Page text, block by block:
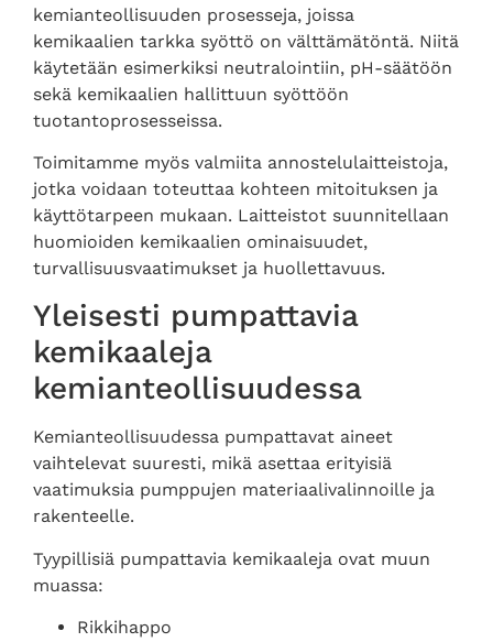
kemianteollisuuden prosesseja, joissa
kemikaalien tarkka syöttö on välttämätöntä. Niitä
käytetään esimerkiksi neutralointiin, pH-säätöön
sekä kemikaalien hallittuun syöttöön
tuotantoprosesseissa.
Toimitamme myös valmiita annostelulaitteistoja,
jotka voidaan toteuttaa kohteen mitoituksen ja
käyttötarpeen mukaan. Laitteistot suunnitellaan
huomioiden kemikaalien ominaisuudet,
turvallisuusvaatimukset ja huollettavuus.
Yleisesti pumpattavia
kemikaaleja
kemianteollisuudessa
Kemianteollisuudessa pumpattavat aineet
vaihtelevat suuresti, mikä asettaa erityisiä
vaatimuksia pumppujen materiaalivalinnoille ja
rakenteelle.
Tyypillisiä pumpattavia kemikaaleja ovat muun
muassa:
Rikkihappo